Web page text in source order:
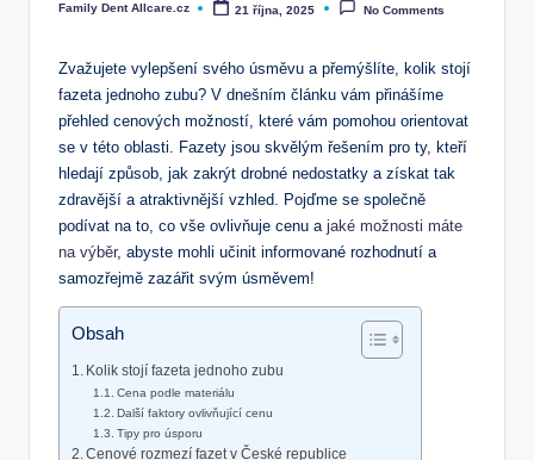
Posted
Family Dent Allcare.cz 21 října, 2025 No Comments
Zvažujete vylepšení svého úsměvu a přemýšlíte, kolik stojí
fazeta jednoho zubu? V dnešním článku vám přinášíme
přehled cenových možností, které vám pomohou orientovat
se v této oblasti. Fazety jsou skvělým řešením pro ty, kteří
hledají způsob, jak zakrýt drobné nedostatky a získat tak
zdravější a atraktivnější vzhled. Pojďme se společně
podívat na to, co vše ovlivňuje cenu a jaké možnosti máte
na výběr, abyste mohli učinit informované rozhodnutí a
samozřejmě zazářit svým úsměvem!
Obsah
Kolik stojí fazeta jednoho zubu
Cena podle materiálu
Další faktory ovlivňující cenu
Tipy pro úsporu
Cenové rozmezí fazet v České republice